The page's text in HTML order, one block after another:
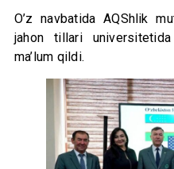
O’z navbatida AQShlik
jahon tillari
ma’lum qildi.